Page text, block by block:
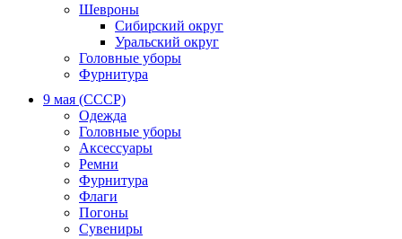
Шевроны
Сибирский округ
Уральский округ
Головные уборы
Фурнитура
9 мая (СССР)
Одежда
Головные уборы
Аксессуары
Ремни
Фурнитура
Флаги
Погоны
Сувениры